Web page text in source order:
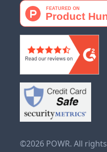
©2026 POWR. All rights